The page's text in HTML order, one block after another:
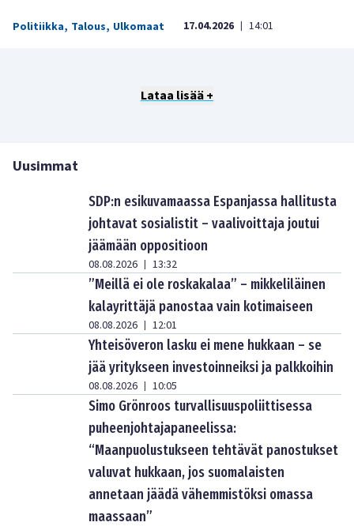
Politiikka, Talous, Ulkomaat 17.04.2026 | 14:01
Lataa lisää +
Uusimmat
SDP:n esikuvamaassa Espanjassa hallitusta
johtavat sosialistit – vaalivoittaja joutui
jäämään oppositioon
08.08.2026 | 13:32
”Meillä ei ole roskakalaa” – mikkeliläinen
kalayrittäjä panostaa vain kotimaiseen
08.08.2026 | 12:01
Yhteisöveron lasku ei mene hukkaan – se
jää yritykseen investoinneiksi ja palkkoihin
08.08.2026 | 10:05
Simo Grönroos turvallisuuspoliittisessa
puheenjohtajapaneelissa:
“Maanpuolustukseen tehtävät panostukset
valuvat hukkaan, jos suomalaisten
annetaan jäädä vähemmistöksi omassa
maassaan”